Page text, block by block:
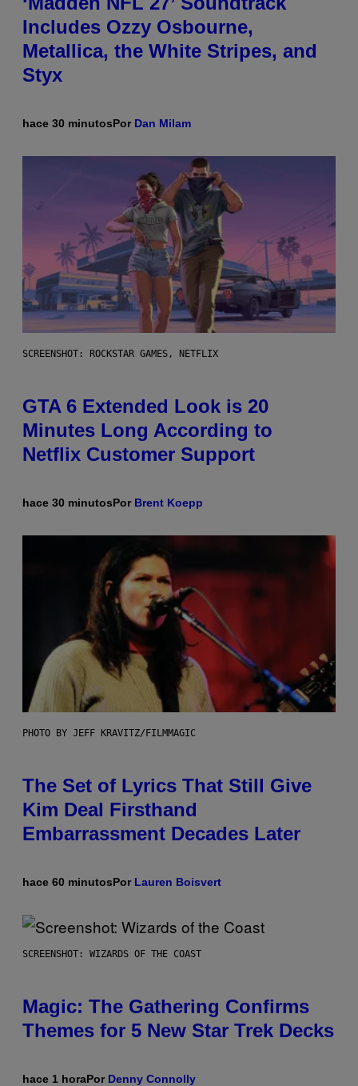
Includes Ozzy Osbourne,
Metallica, the White Stripes, and
Styx
hace 30 minutosPor Dan Milam
SCREENSHOT: ROCKSTAR GAMES, NETFLIX
GTA 6 Extended Look is 20
Minutes Long According to
Netflix Customer Support
hace 30 minutosPor Brent Koepp
PHOTO BY JEFF KRAVITZ/FILMMAGIC
The Set of Lyrics That Still Give
Kim Deal Firsthand
Embarrassment Decades Later
hace 60 minutosPor Lauren Boisvert
SCREENSHOT: WIZARDS OF THE COAST
Magic: The Gathering Confirms
Themes for 5 New Star Trek Decks
hace 1 horaPor Denny Connolly